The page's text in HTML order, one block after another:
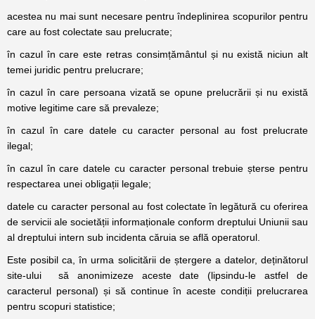
acestea nu mai sunt necesare pentru îndeplinirea scopurilor pentru
care au fost colectate sau prelucrate;
în cazul în care este retras consimțământul și nu există niciun alt
temei juridic pentru prelucrare;
în cazul în care persoana vizată se opune prelucrării și nu există
motive legitime care să prevaleze;
în cazul în care datele cu caracter personal au fost prelucrate
ilegal;
în cazul în care datele cu caracter personal trebuie șterse pentru
respectarea unei obligații legale;
datele cu caracter personal au fost colectate în legătură cu oferirea
de servicii ale societății informaționale conform dreptului Uniunii sau
al dreptului intern sub incidenta căruia se află operatorul.
Este posibil ca, în urma solicitării de ștergere a datelor, deținătorul
site-ului să anonimizeze aceste date (lipsindu-le astfel de
caracterul personal) și să continue în aceste condiții prelucrarea
pentru scopuri statistice;